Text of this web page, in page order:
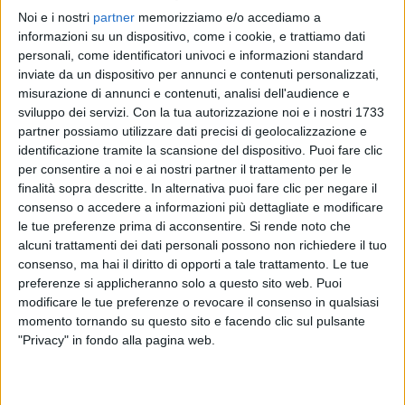
Noi e i nostri partner memorizziamo e/o accediamo a
informazioni su un dispositivo, come i cookie, e trattiamo dati
personali, come identificatori univoci e informazioni standard
inviate da un dispositivo per annunci e contenuti personalizzati,
misurazione di annunci e contenuti, analisi dell'audience e
sviluppo dei servizi. Con la tua autorizzazione noi e i nostri 1733
partner possiamo utilizzare dati precisi di geolocalizzazione e
identificazione tramite la scansione del dispositivo. Puoi fare clic
per consentire a noi e ai nostri partner il trattamento per le
finalità sopra descritte. In alternativa puoi fare clic per negare il
consenso o accedere a informazioni più dettagliate e modificare
le tue preferenze prima di acconsentire. Si rende noto che
alcuni trattamenti dei dati personali possono non richiedere il tuo
consenso, ma hai il diritto di opporti a tale trattamento. Le tue
preferenze si applicheranno solo a questo sito web. Puoi
modificare le tue preferenze o revocare il consenso in qualsiasi
momento tornando su questo sito e facendo clic sul pulsante
"Privacy" in fondo alla pagina web.
Visualizza questo post su Instagram